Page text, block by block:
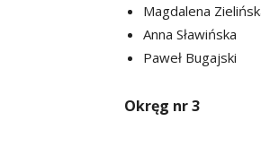
Magdalena
Anna Sławińska
Paweł Bugajski
Okręg nr 3